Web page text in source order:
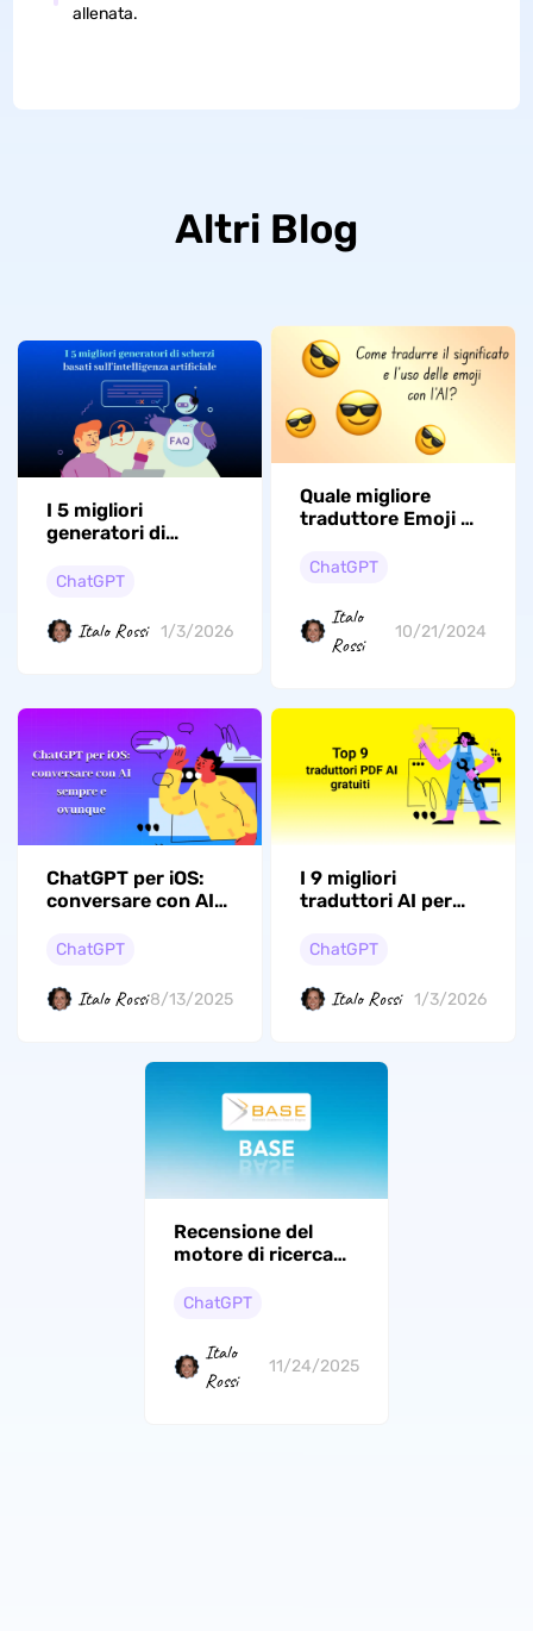
allenata.
Altri Blog
I 5 migliori
generatori di
sull'intelligenza
migliori scelte nel
2026)
ChatGPT
Italo Rossi 1/3/2026
Quale migliore
traduttore Emoji AI
nello sviluppo?
ChatGPT
Italo
Rossi
10/21/2024
ChatGPT per iOS:
conversare con AI
ChatGPT
Italo Rossi8/13/2025
I 9 migliori
traduttori AI per
ChatGPT
Italo Rossi 1/3/2026
Recensione del
motore di ricerca
Bielefeld e sue
ChatGPT
Italo
Rossi
11/24/2025